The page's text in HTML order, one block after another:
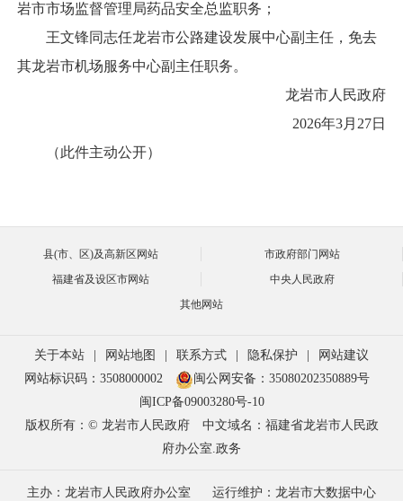
岩市市场监督管理局药品安全总监职务；
王文锋同志任龙岩市公路建设发展中心副主任，免去
其龙岩市机场服务中心副主任职务。
龙岩市人民政府
2026年3月27日
（此件主动公开）
县(市、区)及高新区网站
市政府部门网站
福建省及设区市网站
中央人民政府
其他网站
关于本站 网站地图 联系方式 隐私保护
网站建议
网站标识码：3508000002
闽公网安备：35080202350889号
闽ICP备09003280号-10
版权所有：© 龙岩市人民政府
中文域名：福建省龙岩市人民政
府办公室.政务
主办：龙岩市人民政府办公室 运行维护：龙岩市大数据中心